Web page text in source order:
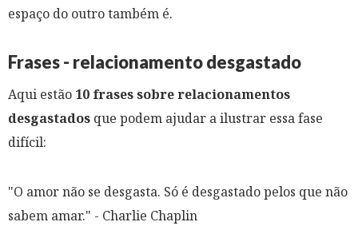
espaço do outro também é.
Frases - relacionamento desgastado
Aqui estão 10 frases sobre relacionamentos
desgastados que podem ajudar a ilustrar essa fase
difícil:
"O amor não se desgasta. Só é desgastado pelos que não
sabem amar." - Charlie Chaplin